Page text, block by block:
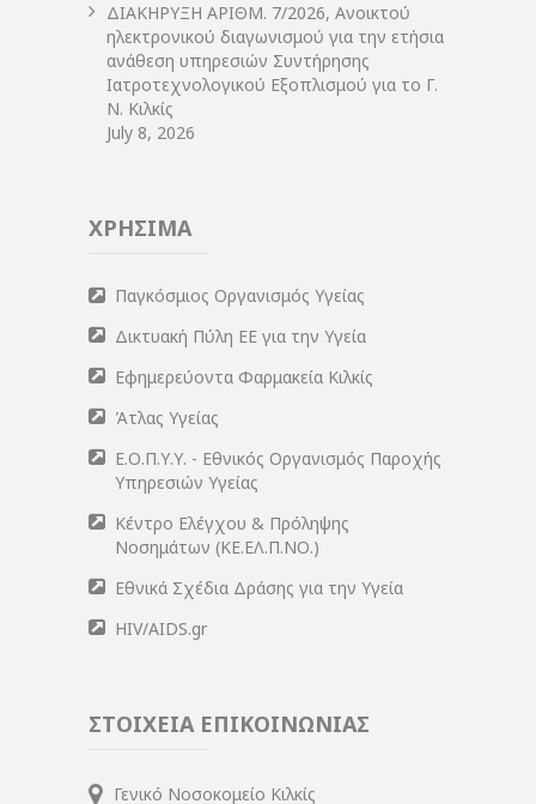
ΔIΑΚΗΡΥΞΗ ΑΡIΘΜ. 7/2026, Ανοικτού
ηλεκτρονικού διαγωνισμού για την ετήσια
ανάθεση υπηρεσιών Συντήρησης
Ιατροτεχνολογικού Εξοπλισμού για το Γ.
Ν. Κιλκίς
July 8, 2026
ΧΡΗΣΙΜΑ
Παγκόσμιος Οργανισμός Υγείας
Δικτυακή Πύλη ΕΕ για την Υγεία
Εφημερεύοντα Φαρμακεία Κιλκίς
Άτλας Υγείας
Ε.Ο.Π.Υ.Υ. - Εθνικός Οργανισμός Παροχής
Υπηρεσιών Υγείας
Κέντρο Ελέγχου & Πρόληψης
Νοσημάτων (ΚΕ.ΕΛ.Π.ΝΟ.)
Εθνικά Σχέδια Δράσης για την Υγεία
HIV/AIDS.gr
ΣΤΟΙΧΕΙΑ ΕΠΙΚΟΙΝΩΝΙΑΣ
Γενικό Νοσοκομείο Κιλκίς